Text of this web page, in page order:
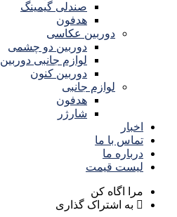
صندلی گیمینگ
هدفون
دوربین عکاسی
دوربین دو چشمی
لوازم جانبی دوربین
دوربین کنون
لوازم جانبی
هدفون
شارژر
اخبار
تماس با ما
درباره ما
لیست قیمت
مرا اگاه کن
به اشتراک گذاری